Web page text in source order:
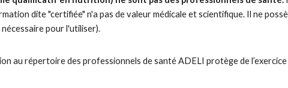
dite "certifiée" n'a pas de valeur médicale et scientifique. Il ne
pour l'utiliser).
au répertoire des professionnels de santé ADELI protège de